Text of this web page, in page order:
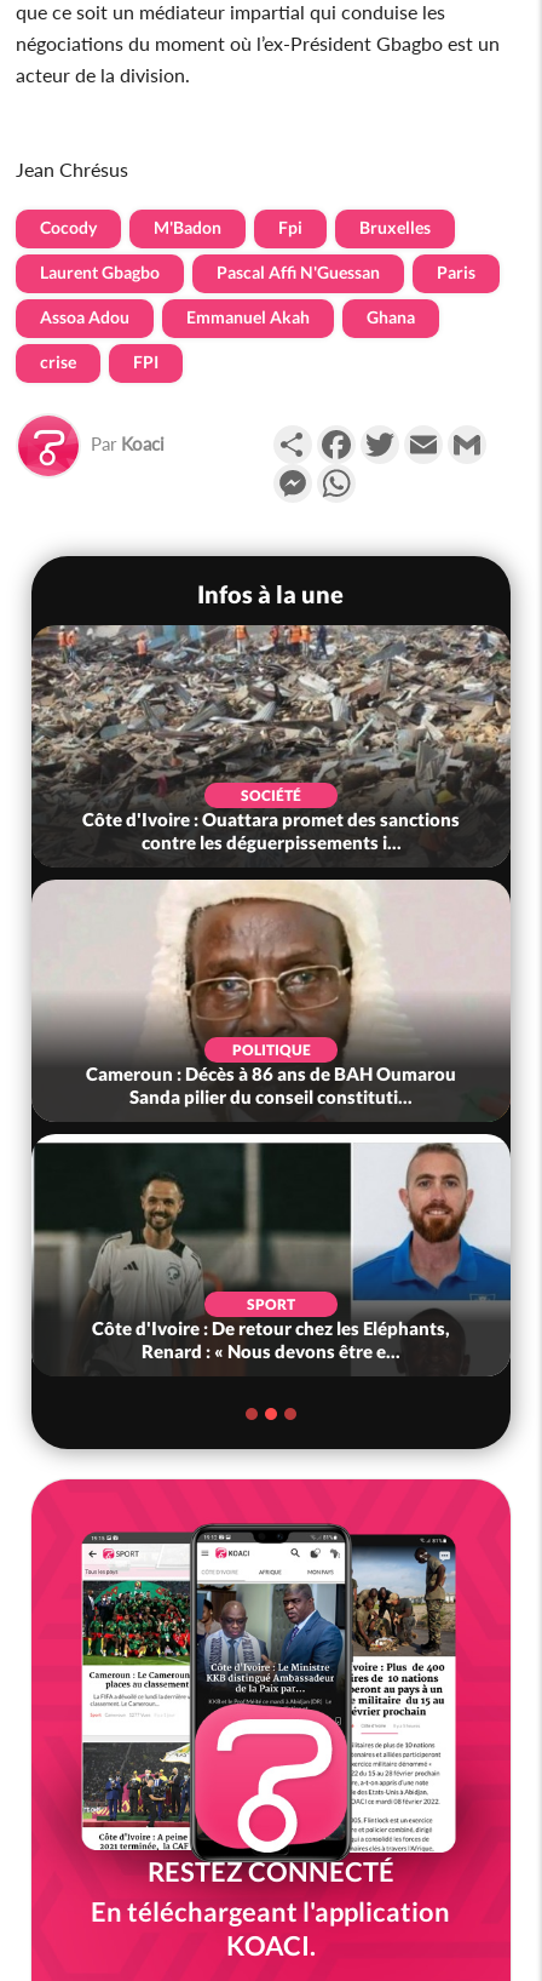
que ce soit un médiateur impartial qui conduise les
négociations du moment où l’ex-Président Gbagbo est un
acteur de la division.
Jean Chrésus
Cocody M'Badon Fpi Bruxelles
Laurent Gbagbo Pascal Affi N'Guessan Paris
Assoa Adou Emmanuel Akah Ghana
crise FPI
Par Koaci PartagerFacebookTwitterEmail
Messenger
Infos à la une
SOCIÉTÉ
Côte d'Ivoire : Rentrée Scolaire 2026-2027,
l'inscription sans frais au Pré...
SOCIÉTÉ
Côte d'Ivoire : Indépendance à Grand-Béréby,
le Sous-Préfet exhorte les pop...
POLITIQUE
Bénin : L'ancien président Patrice Talon élu à la
tête du Sénat
RESTEZ CONNECTÉ
En téléchargeant l'application
KOACI.